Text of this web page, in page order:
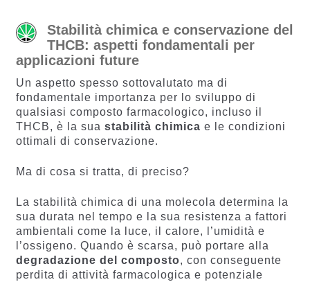
Stabilità chimica e conservazione del
THCB: aspetti fondamentali per
applicazioni future
Un aspetto spesso sottovalutato ma di
fondamentale importanza per lo sviluppo di
qualsiasi composto farmacologico, incluso il
THCB, è la sua stabilità chimica e le condizioni
ottimali di conservazione.
Ma di cosa si tratta, di preciso?
La stabilità chimica di una molecola determina la
sua durata nel tempo e la sua resistenza a fattori
ambientali come la luce, il calore, l’umidità e
l’ossigeno. Quando è scarsa, può portare alla
degradazione del composto, con conseguente
perdita di attività farmacologica e potenziale